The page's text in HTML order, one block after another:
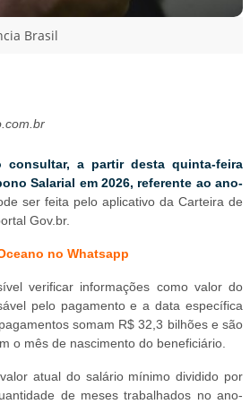
Brasil
consultar, a partir desta quinta-feira
Salarial em 2026, referente ao ano-
ser feita pelo aplicativo da Carteira de
Gov.br.
no Whatsapp
verificar informações como valor do
pelo pagamento e a data específica
somam R$ 32,3 bilhões e são
o mês de nascimento do beneficiário.
atual do salário mínimo dividido por
de meses trabalhados no ano-